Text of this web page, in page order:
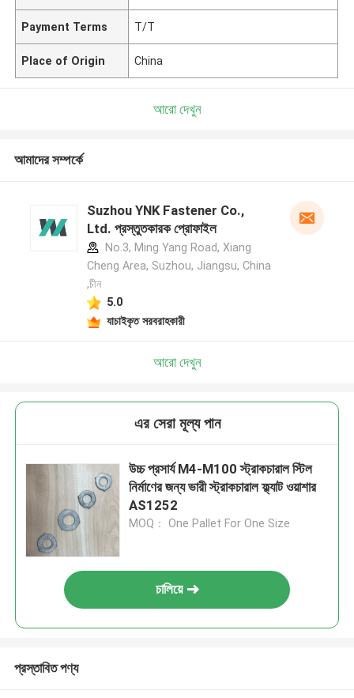
Payment Terms T/T
Place of Origin China
আরো দেখুন
আমাদের সম্পর্কে
Suzhou YNK Fastener Co.,
Ltd. প্রস্তুতকারক প্রোফাইল
No.3, Ming Yang Road, Xiang
Cheng Area, Suzhou, Jiangsu, China
,চীন
5.0
যাচাইকৃত সরবরাহকারী
আরো দেখুন
এর সেরা মূল্য পান
উচ্চ প্রসার্য M4-M100 স্ট্রাকচারাল স্টিল
নির্মাণের জন্য ভারী স্ট্রাকচারাল ফ্ল্যাট ওয়াশার
AS1252
MOQ： One Pallet For One Size
চালিয়ে
প্রস্তাবিত পণ্য